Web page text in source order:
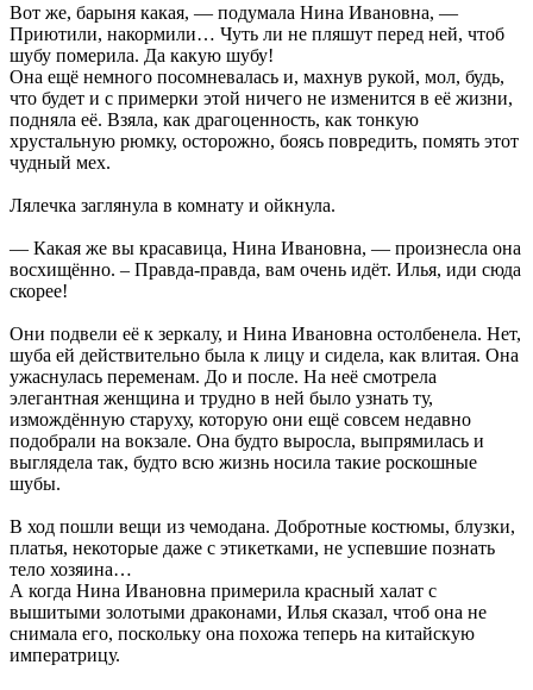
Вот же, барыня какая, — подумала Нина Ивановна, —
Приютили, накормили… Чуть ли не пляшут перед ней, чтоб
шубу померила. Да какую шубу!
Она ещё немного посомневалась и, махнув рукой, мол, будь,
что будет и с примерки этой ничего не изменится в её жизни,
подняла её. Взяла, как драгоценность, как тонкую
хрустальную рюмку, осторожно, боясь повредить, помять этот
чудный мех.
Лялечка заглянула в комнату и ойкнула.
— Какая же вы красавица, Нина Ивановна, — произнесла она
восхищённо. – Правда-правда, вам очень идёт. Илья, иди сюда
скорее!
Они подвели её к зеркалу, и Нина Ивановна остолбенела. Нет,
шуба ей действительно была к лицу и сидела, как влитая. Она
ужаснулась переменам. До и после. На неё смотрела
элегантная женщина и трудно в ней было узнать ту,
измождённую старуху, которую они ещё совсем недавно
подобрали на вокзале. Она будто выросла, выпрямилась и
выглядела так, будто всю жизнь носила такие роскошные
шубы.
В ход пошли вещи из чемодана. Добротные костюмы, блузки,
платья, некоторые даже с этикетками, не успевшие познать
тело хозяина…
А когда Нина Ивановна примерила красный халат с
вышитыми золотыми драконами, Илья сказал, чтоб она не
снимала его, поскольку она похожа теперь на китайскую
императрицу.